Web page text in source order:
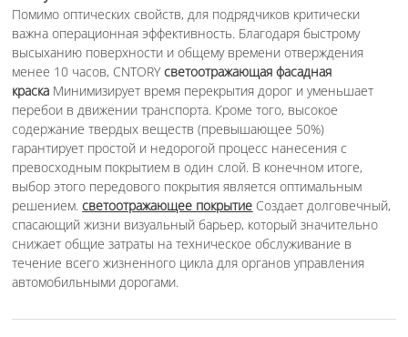
Помимо оптических свойств, для подрядчиков критически
важна операционная эффективность. Благодаря быстрому
высыханию поверхности и общему времени отверждения
менее 10 часов, CNTORYсветоотражающая фасадная
краска Минимизирует время перекрытия дорог и уменьшает
перебои в движении транспорта. Кроме того, высокое
содержание твердых веществ (превышающее 50%)
гарантирует простой и недорогой процесс нанесения с
превосходным покрытием в один слой. В конечном итоге,
выбор этого передового покрытия является оптимальным
решением.светоотражающее покрытие Создает долговечный,
спасающий жизни визуальный барьер, который значительно
снижает общие затраты на техническое обслуживание в
течение всего жизненного цикла для органов управления
автомобильными дорогами.